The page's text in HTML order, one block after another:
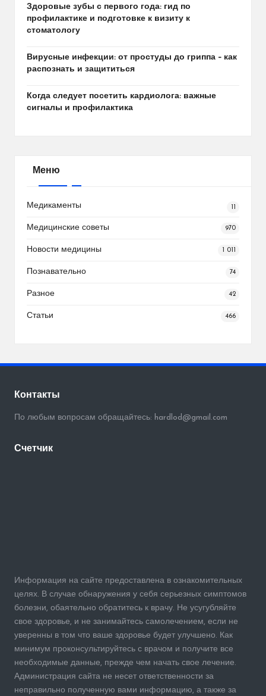
Здоровые зубы с первого года: гид по
профилактике и подготовке к визиту к
стоматологу
Вирусные инфекции: от простуды до гриппа – как
распознать и защититься
Когда следует посетить кардиолога: важные
сигналы и профилактика
Меню
Медикаменты
Медицинские советы 970
Новости медицины 1 011
Познавательно 74
Разное 42
Статьи 466
Контакты
По любым вопросам обращайтесь: hardlod@gmail.com
Счетчик
Информация на сайте предоставлена в ознакомительных
целях. В случае обнаружения у себя серьезных симптомов
болезни, обаятельно обратитесь к врачу. Не усугубляйте
свое здоровье, и не занимайтесь самолечением, если не
уверенны в том что ваше здоровье будет улучшено. Как
минимум проконсультируйтесь с врачом и получите все
необходимые данные, прежде чем начать свое лечение.
Администрация сайта не несет ответственности за
неправильно полученную вами информацию, а также за